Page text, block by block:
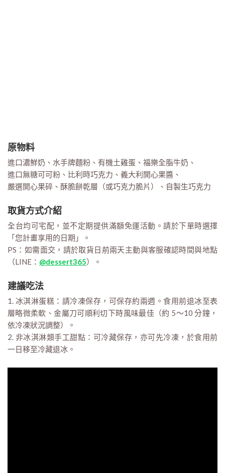
原物料
進口濃鮮奶、水手牌麵粉、有機土雞蛋、福樂全脂牛奶、
進口無糖可可粉、比利時巧克力、義大利開心果醬、
嚴選開心果碎、酥脆餅乾層（或巧克力脆片）、自製生巧克力
取貨方式介紹
全台均可宅配，並不定期提供滿額免運活動。請於下單時選擇
「您計畫享用的日期」。
PS：如需面交，請於取貨日前兩天主動與客服確認時間與地點
（LINE： @dessert365）。
建議吃法
1. 冰淇淋蛋糕：請冷凍保存，可保存約兩週。食用前退冰至表
層略微柔軟、金屬刀可順利切下時風味最佳（約 5～10 分鐘，
依冷凍狀況調整）。
2. 非冰淇淋類手工甜點：可冷藏保存，亦可先冷凍，於食用前
一日移至冷藏退冰。